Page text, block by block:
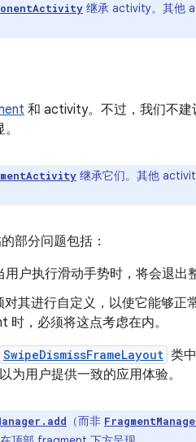
继承 activity。其他
和 activity。不过，我们不建
继承它们。其他
部分问题包括：
户执行滑动手势时，将会退出
对其进行自定义，以使它能够
时，必须将这点考虑在内。
SwipeDismissFrameLayout 类
为用户提供一致的应用体验。
（而非